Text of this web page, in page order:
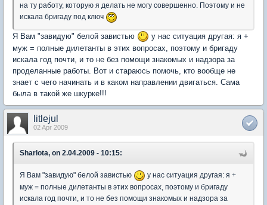
на ту работу, которую я делать не могу совершенно. Поэтому и не
искала бригаду под ключ
Я Вам "завидую" белой завистью
у нас ситуация другая: я +
муж = полные дилетанты в этих вопросах, поэтому и бригаду
искала год почти, и то не без помощи знакомых и надзора за
проделанные работы. Вот и стараюсь помочь, кто вообще не
знает с чего начинать и в каком направлении двигаться. Сама
была в такой же шкурке!!!
litlejul
02 Apr 2009
Sharlota, on 2.04.2009 - 10:15:
Я Вам "завидую" белой завистью
у нас ситуация другая: я +
муж = полные дилетанты в этих вопросах, поэтому и бригаду
искала год почти, и то не без помощи знакомых и надзора за